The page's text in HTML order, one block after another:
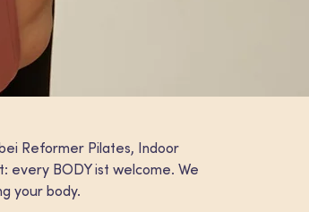
Reformer Pilates, Indoor
every BODY ist welcome. We
your body.